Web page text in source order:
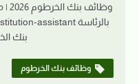
بنك
وظائف بنك الخرطوم